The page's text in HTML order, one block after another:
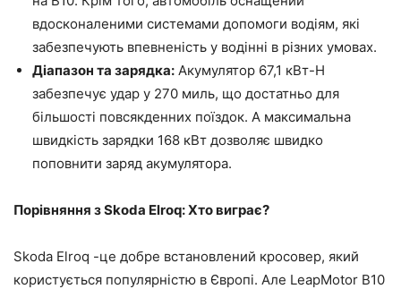
вдосконаленими системами допомоги водіям, які
забезпечують впевненість у водінні в різних умовах.
Діапазон та зарядка: Акумулятор 67,1 кВт-H
забезпечує удар у 270 миль, що достатньо для
більшості повсякденних поїздок. А максимальна
швидкість зарядки 168 кВт дозволяє швидко
поповнити заряд акумулятора.
Порівняння з Skoda Elroq: Хто виграє?
Skoda Elroq -це добре встановлений кросовер, який
користується популярністю в Європі. Але LeapMotor B10